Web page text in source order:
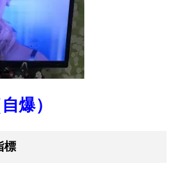
爆）
標